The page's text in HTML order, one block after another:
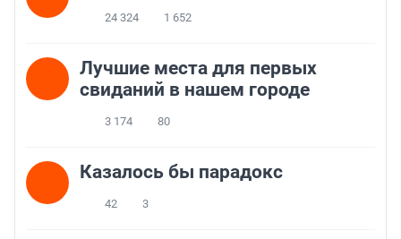
24 324 1 652
Лучшие места для первых
свиданий в нашем городе
3 174 80
Казалось бы парадокс
42 3